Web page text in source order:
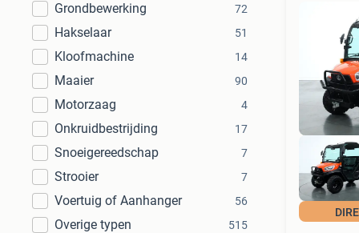
Grondbewerking 72
Hakselaar 51
Kloofmachine 14
Maaier 90
Motorzaag 4
Onkruidbestrijding 17
Snoeigereedschap 7
Strooier 7
Voertuig of Aanhanger 56
Overige typen 515